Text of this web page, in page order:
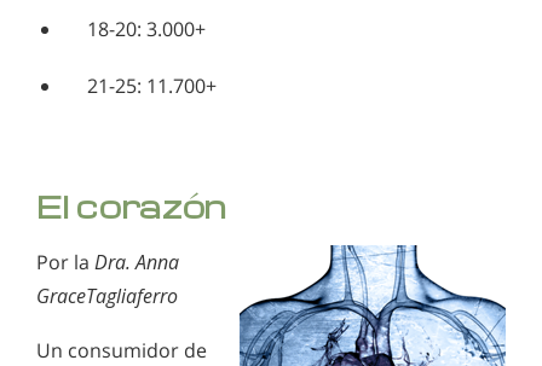
18-20: 3.000+
21-25: 11.700+
El corazón
Por la Dra. Anna
GraceTagliaferro
Un consumidor de